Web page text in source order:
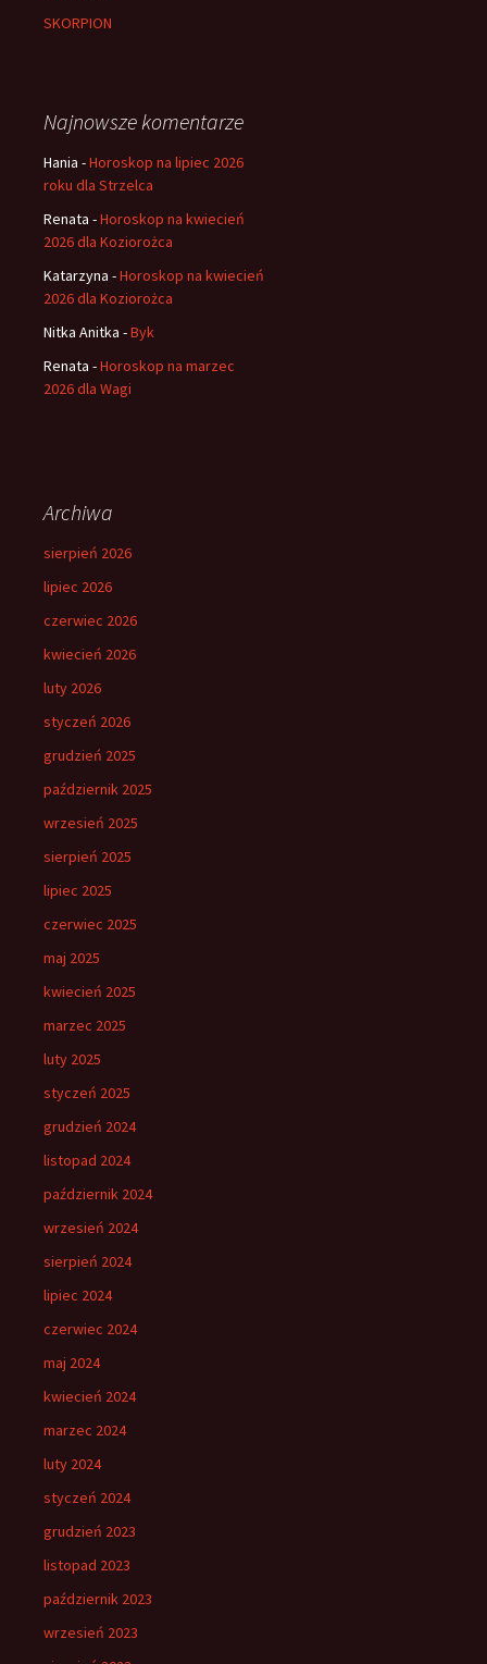
SKORPION
Najnowsze komentarze
Hania -Horoskop na lipiec 2026
roku dla Strzelca
Renata -Horoskop na kwiecień
2026 dla Koziorożca
Katarzyna -Horoskop na kwiecień
2026 dla Koziorożca
Nitka Anitka -Byk
Renata -Horoskop na marzec
2026 dla Wagi
Archiwa
sierpień 2026
lipiec 2026
czerwiec 2026
kwiecień 2026
luty 2026
styczeń 2026
grudzień 2025
październik 2025
wrzesień 2025
sierpień 2025
lipiec 2025
czerwiec 2025
maj 2025
kwiecień 2025
marzec 2025
luty 2025
styczeń 2025
grudzień 2024
listopad 2024
październik 2024
wrzesień 2024
sierpień 2024
lipiec 2024
czerwiec 2024
maj 2024
kwiecień 2024
marzec 2024
luty 2024
styczeń 2024
grudzień 2023
listopad 2023
październik 2023
wrzesień 2023